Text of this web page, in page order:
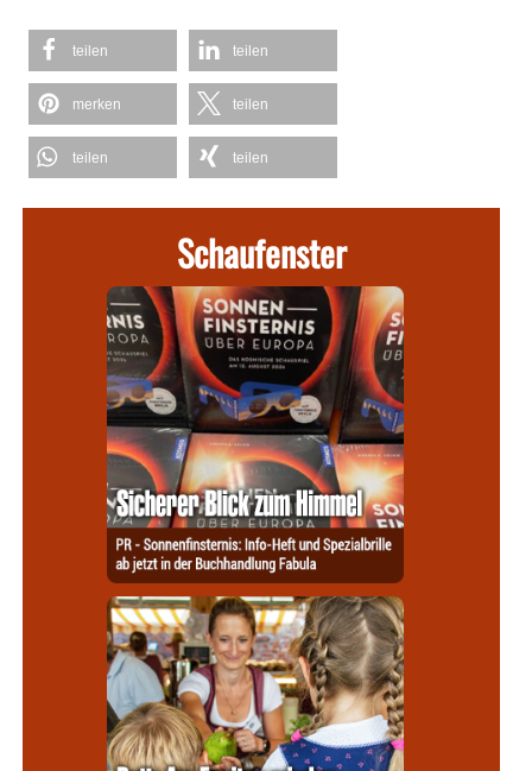
teilen teilen
merken teilen
teilen teilen
Schaufenster